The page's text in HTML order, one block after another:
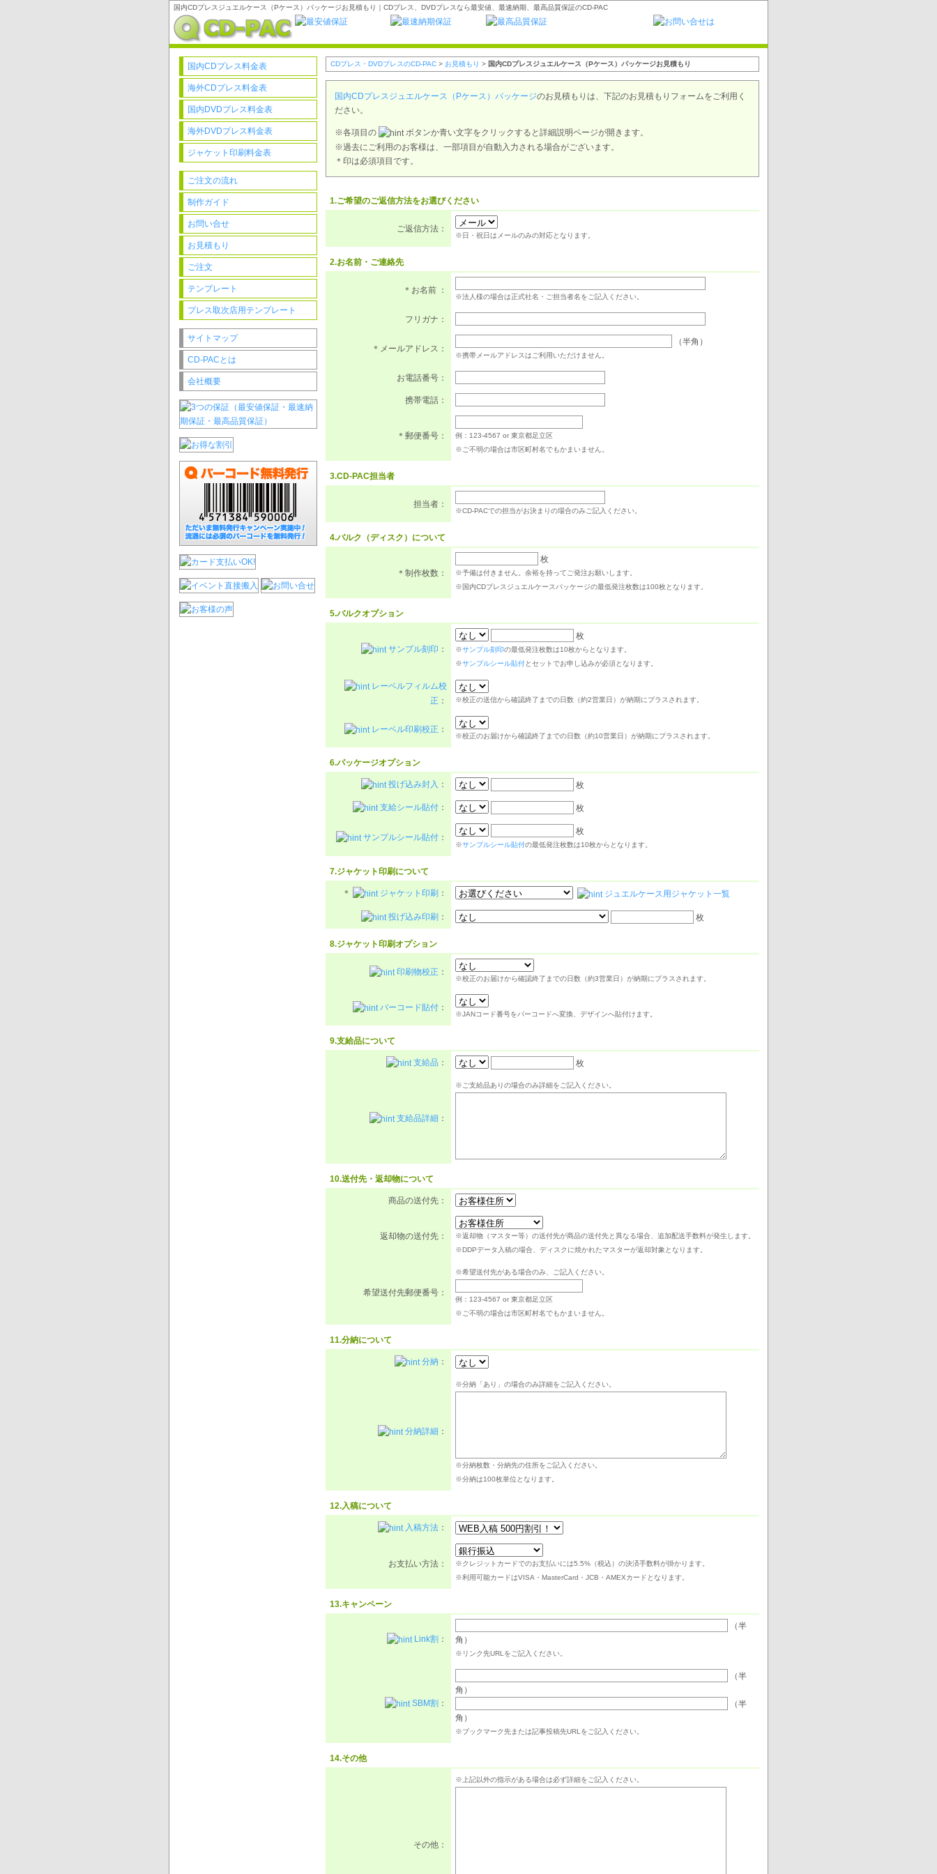
国内CDプレスジュエルケース（Pケース）パッケージお見積もり｜CDプレス、DVDプレスなら最安値、最速納期、最高品質保証のCD-PAC
CDプレス・DVDプレスのCD-PAC > お見積もり > 国内CDプレスジュエルケース（Pケース）パッケージお見積もり
国内CDプレスジュエルケース（Pケース）パッケージのお見積もりは、下記のお見積もりフォームをご利用く
ださい。
※各項目の
ボタンか青い文字をクリックすると詳細説明ページが開きます。
※過去にご利用のお客様は、一部項目が自動入力される場合がございます。
＊印は必須項目です。
1.ご希望のご返信方法をお選びください
ご返信方法：
※日・祝日はメールのみの対応となります。
2.お名前・ご連絡先
＊お名前 ：
※法人様の場合は正式社名・ご担当者名をご記入ください。
フリガナ：
＊メールアドレス：
（半角）
※携帯メールアドレスはご利用いただけません。
お電話番号：
携帯電話：
＊郵便番号：
例：123-4567 or 東京都足立区
※ご不明の場合は市区町村名でもかまいません。
3.CD-PAC担当者
担当者：
※CD-PACでの担当がお決まりの場合のみご記入ください。
4.バルク（ディスク）について
＊制作枚数：
枚
※予備は付きません。余裕を持ってご発注お願いします。
※国内CDプレスジュエルケースパッケージの最低発注枚数は100枚となります。
5.バルクオプション
サンプル刻印 ：
枚
※サンプル刻印の最低発注枚数は10枚からとなります。
※サンプルシール貼付とセットでお申し込みが必須となります。
レーベルフィルム校
正 ： ※校正の送信から確認終了までの日数（約2営業日）が納期にプラスされます。
レーベル印刷校正 ：
※校正のお届けから確認終了までの日数（約10営業日）が納期にプラスされます。
6.パッケージオプション
投げ込み封入 ： 枚
支給シール貼付 ： 枚
サンプルシール貼付 ：
枚
※サンプルシール貼付の最低発注枚数は10枚からとなります。
7.ジャケット印刷について
＊ ジャケット印刷 ： ジュエルケース用ジャケット一覧
投げ込み印刷 ： 枚
8.ジャケット印刷オプション
印刷物校正 ：
※校正のお届けから確認終了までの日数（約3営業日）が納期にプラスされます。
バーコード貼付 ：
※JANコード番号をバーコードへ変換、デザインへ貼付けます。
9.支給品について
支給品 ： 枚
支給品詳細 ：
※ご支給品ありの場合のみ詳細をご記入ください。
10.送付先・返却物について
商品の送付先：
返却物の送付先：
※返却物（マスター等）の送付先が商品の送付先と異なる場合、追加配送手数料が発生します。
※DDPデータ入稿の場合、ディスクに焼かれたマスターが返却対象となります。
希望送付先郵便番号：
※希望送付先がある場合のみ、ご記入ください。
例：123-4567 or 東京都足立区
※ご不明の場合は市区町村名でもかまいません。
11.分納について
分納 ：
分納詳細 ：
※分納「あり」の場合のみ詳細をご記入ください。
※分納枚数・分納先の住所をご記入ください。
※分納は100枚単位となります。
12.入稿について
入稿方法 ：
お支払い方法：
※クレジットカードでのお支払いには5.5%（税込）の決済手数料が掛かります。
※利用可能カードはVISA・MasterCard・JCB・AMEXカードとなります。
13.キャンペーン
Link割 ：
（半
角）
※リンク先URLをご記入ください。
SBM割 ：
（半
角）
（半
角）
※ブックマーク先または記事投稿先URLをご記入ください。
14.その他
その他：
※上記以外の指示がある場合は必ず詳細をご記入ください。
国内CDプレス料金表
海外CDプレス料金表
国内DVDプレス料金表
海外DVDプレス料金表
ジャケット印刷料金表
ご注文の流れ
制作ガイド
お問い合せ
お見積もり
ご注文
テンプレート
プレス取次店用テンプレート
サイトマップ
CD-PACとは
会社概要